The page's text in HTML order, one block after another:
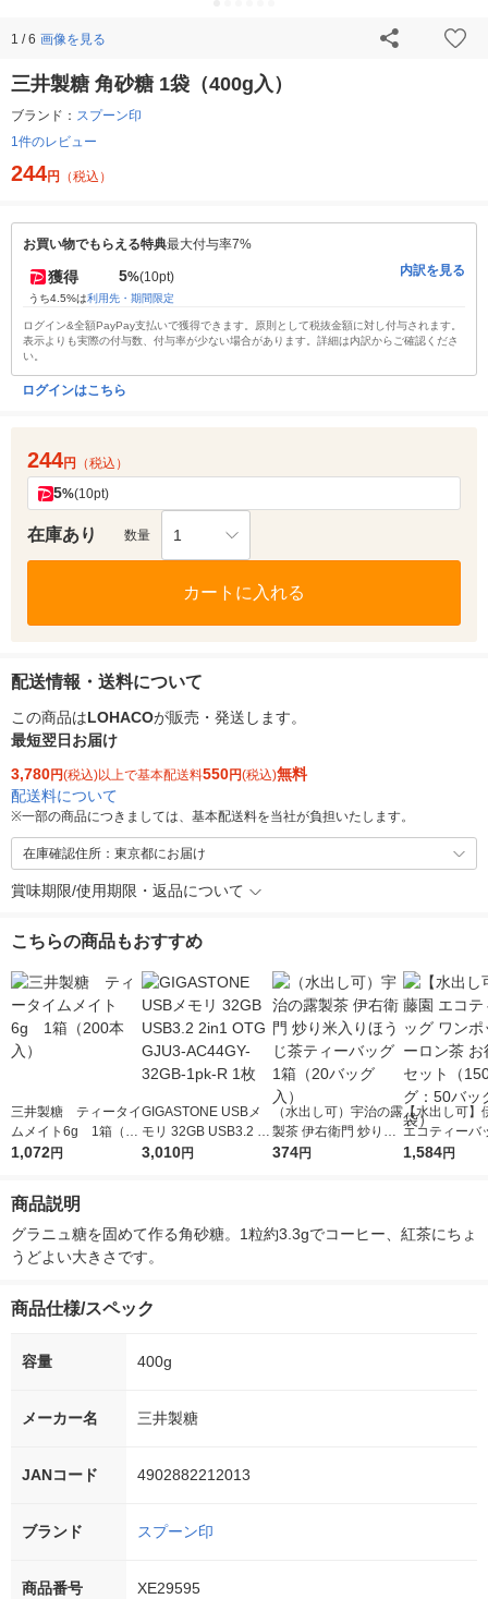
1 / 6 画像を見る
三井製糖 角砂糖 1袋（400g入）
ブランド： スプーン印
1件のレビュー
244円 （税込）
お買い物でもらえる特典最大付与率7%
獲得 5%(10pt)
うち4.5%は利用先・期間限定
内訳を見る
ログイン&全額PayPay支払いで獲得できます。原則として税抜金額に対し付与されます。
表示よりも実際の付与数、付与率が少ない場合があります。詳細は内訳からご確認くださ
い。
ログインはこちら
244円 （税込）
5%(10pt)
在庫あり 数量 1
カートに入れる
配送情報・送料について
この商品はLOHACOが販売・発送します。
最短翌日お届け
3,780円(税込)以上で基本配送料550円(税込)無料
配送料について
※一部の商品につきましては、基本配送料を当社が負担いたします。
在庫確認住所：東京都にお届け
賞味期限/使用期限・返品について
こちらの商品もおすすめ
三井製糖 ティータイ
ムメイト6g 1箱（20
0本入）
1,072円
GIGASTONE USBメ
モリ 32GB USB3.2 2i
n1 OTG GJU3-AC44G
3,010円
（水出し可）宇治の露
製茶 伊右衛門 炒り米
入りほうじ茶ティーバ
374円
【水出し可】
エコティーバ
ンポットウー
1,584円
商品説明
グラニュ糖を固めて作る角砂糖。1粒約3.3gでコーヒー、紅茶にちょ
うどよい大きさです。
商品仕様/スペック
容量 400g
メーカー名 三井製糖
JANコード 4902882212013
ブランド スプーン印
商品番号 XE29595